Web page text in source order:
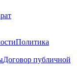
Политика
Договор публичной